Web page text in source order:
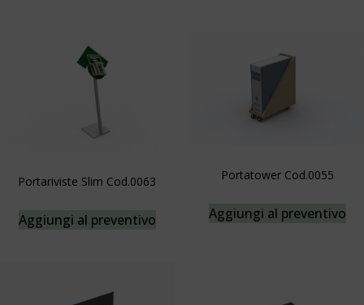
Portariviste Slim Cod.0063
Aggiungi al preventivo
Portatower Cod.0055
Aggiungi al preventivo